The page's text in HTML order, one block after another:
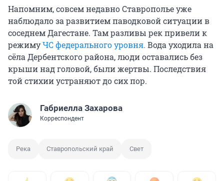
Напомним, совсем недавно Ставрополье уже
наблюдало за развитием паводковой ситуации в
соседнем Дагестане. Там разливы рек привели к
режимуЧС федерального уровня. Вода уходила на
сёла Дербентского района, люди оставались без
крыши над головой, были жертвы. Последствия
той стихии устраняют до сих пор.
Габриелла Захарова
Корреспондент
Река Ставропольский край Свет